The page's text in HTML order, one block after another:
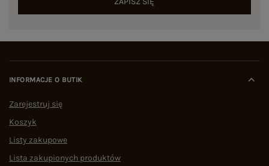
INFORMACJE O BUTIK
Zarejestruj się
Koszyk
Listy zakupowe
Lista zakupionych produktów